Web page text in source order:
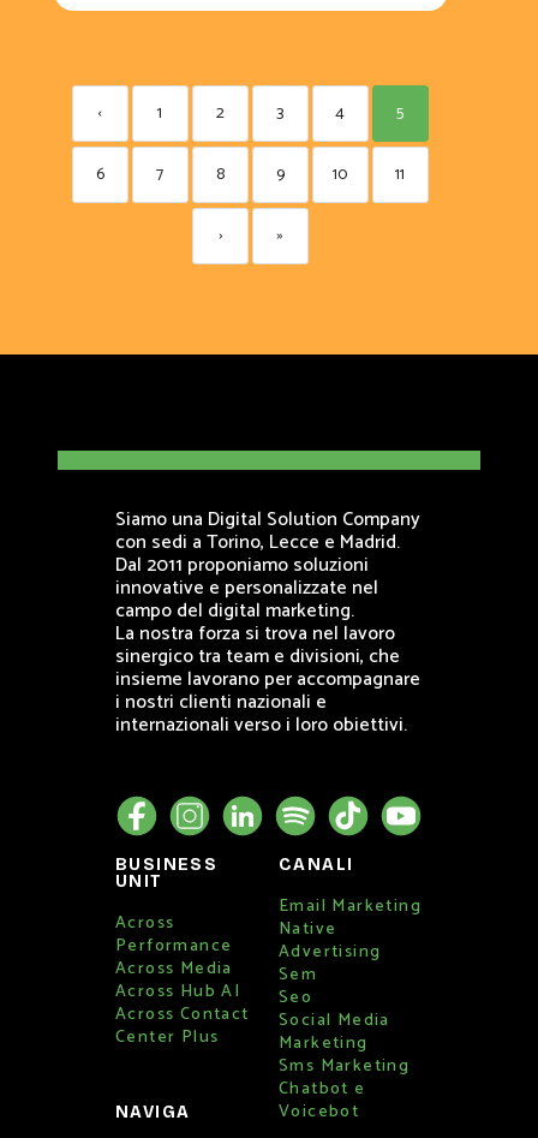
‹ 1 2 3 4 5
6 7 8 9 10 11
› »
Siamo una Digital Solution Company
con sedi a Torino, Lecce e Madrid.
Dal 2011 proponiamo soluzioni
innovative e personalizzate nel
campo del digital marketing.
La nostra forza si trova nel lavoro
sinergico tra team e divisioni, che
insieme lavorano per accompagnare
i nostri clienti nazionali e
internazionali verso i loro obiettivi.
BUSINESS
UNIT
Across
Performance
Across Media
Across Hub AI
Across Contact
Center Plus
NAVIGA
CANALI
Email Marketing
Native
Advertising
Sem
Seo
Social Media
Marketing
Sms Marketing
Chatbot e
Voicebot